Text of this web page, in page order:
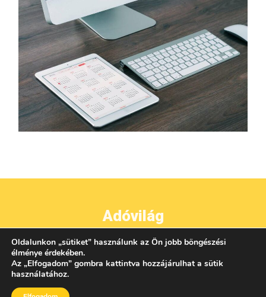
Adóvilág
IMPRESSZUM● ADATVÉDELEM ● ÁSZF●KAPCSOLAT
Oldalunkon „sütiket” használunk az Ön jobb böngészési
élménye érdekében.
Az „Elfogadom” gombra kattintva hozzájárulhat a sütik
használatához.